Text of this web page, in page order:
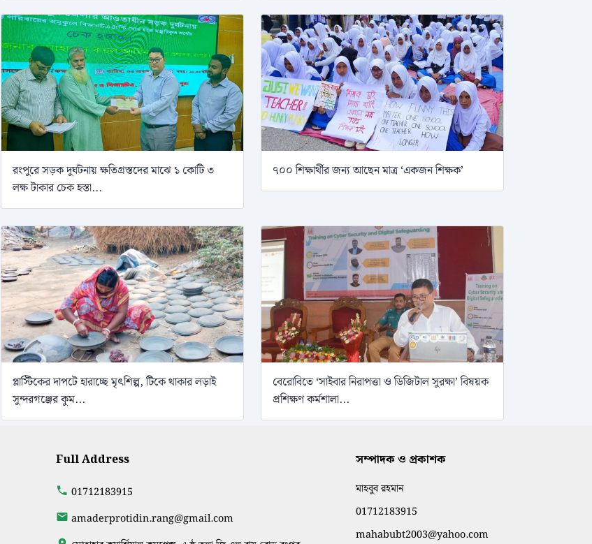
রংপুরে সড়ক দুর্ঘটনায় ক্ষতিগ্রস্তদের মাঝে ১ কোটি ৩
লক্ষ টাকার চেক হস্তা...
৭০০ শিক্ষার্থীর জন্য আছেন মাত্র ‘একজন শিক্ষক’
প্লাস্টিকের দাপটে হারাচ্ছে মৃৎশিল্প, টিকে থাকার লড়াই
সুন্দরগঞ্জের কুম...
বেরোবিতে ‘সাইবার নিরাপত্তা ও ডিজিটাল সুরক্ষা’ বিষয়ক
প্রশিক্ষণ কর্মশালা...
Full Address
01712183915
amaderprotidin.rang@gmail.com
সম্পাদক ও প্রকাশক
মাহবুব রহমান
01712183915
mahabubt2003@yahoo.com